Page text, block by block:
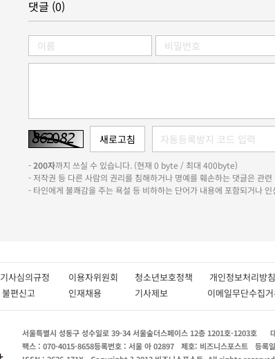
댓글 (0)
-200자까지 쓰실 수 있습니다. (현재 0 byte / 최대 400byte)
- 저작권 등 다른 사람의 권리를 침해하거나 명예를 훼손하는 댓글은 관
- 타인에게 불쾌감을 주는 욕설 등 비하하는 단어가 내용에 포함되거나
기사심의규정 이용자위원회 청소년보호정책 개인정보처
불편신고 인재채용 기사제보 이메일무단수집
서울특별시 성동구 성수일로 39-34 서울숲더스페이스 12층 1201호-1203호
팩스 : 070-4015-8658등록번호 : 서울 아 02897 제호: 비즈니스포스트 등록